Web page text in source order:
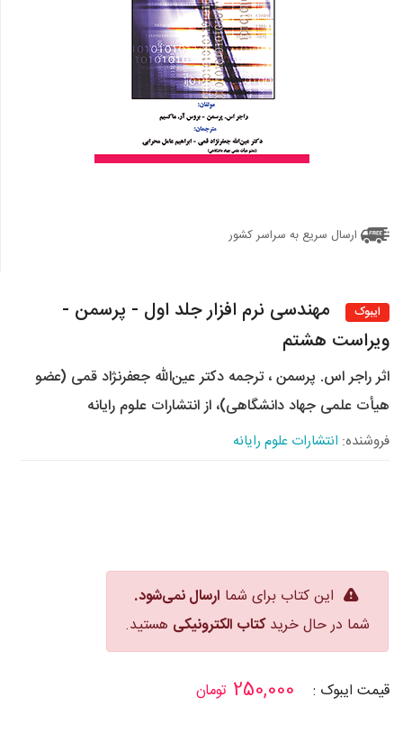
ارسال سریع به سراسر کشور
ایبوک
مهندسی نرم افزار جلد اول - پرسمن -
ویراست هشتم
اثر راجر اس. پرسمن ، ترجمه دکتر عین‌الله جعفرنژاد قمی (عضو
هیأت علمی جهاد دانشگاهی)، از انتشارات علوم رایانه
فروشنده: انتشارات علوم رایانه
این کتاب برای شما ارسال نمی‌شود.
شما در حال خریدکتاب الکترونیکی هستید.
قیمت ایبوک :
250,000 تومان